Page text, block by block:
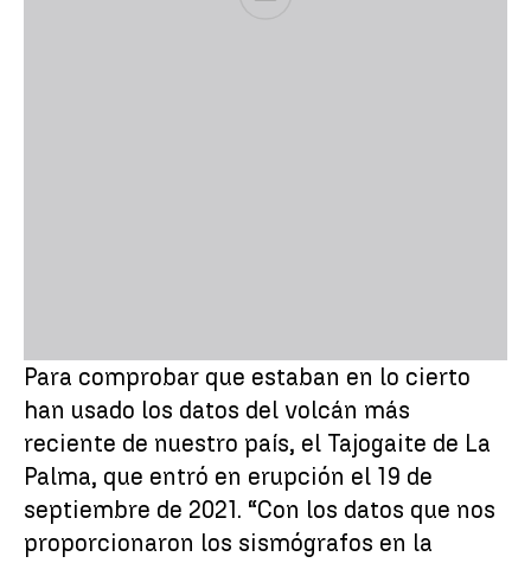
Para comprobar que estaban en lo cierto
han usado los datos del volcán más
reciente de nuestro país, el Tajogaite de La
Palma, que entró en erupción el 19 de
septiembre de 2021. “Con los datos que nos
proporcionaron los sismógrafos en la